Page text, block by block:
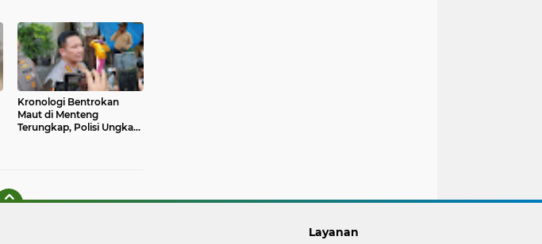
Kronologi Bentrokan
Maut di Menteng
Terungkap, Polisi Ungkap
Layanan